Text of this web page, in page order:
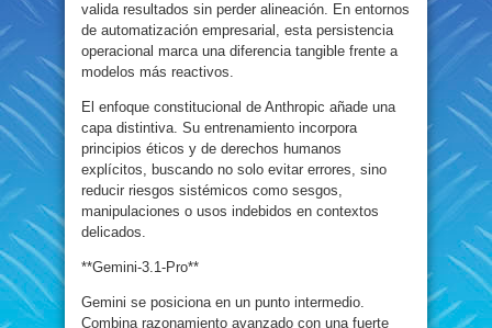
valida resultados sin perder alineación. En entornos
de automatización empresarial, esta persistencia
operacional marca una diferencia tangible frente a
modelos más reactivos.
El enfoque constitucional de Anthropic añade una
capa distintiva. Su entrenamiento incorpora
principios éticos y de derechos humanos
explícitos, buscando no solo evitar errores, sino
reducir riesgos sistémicos como sesgos,
manipulaciones o usos indebidos en contextos
delicados.
**Gemini-3.1-Pro**
Gemini se posiciona en un punto intermedio.
Combina razonamiento avanzado con una fuerte